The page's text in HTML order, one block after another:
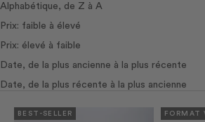
Alphabétique, de Z à A
Prix: faible à élevé
Prix: élevé à faible
Date, de la plus ancienne à la plus récente
Date, de la plus récente à la plus ancienne
BEST-SELLER FORMAT